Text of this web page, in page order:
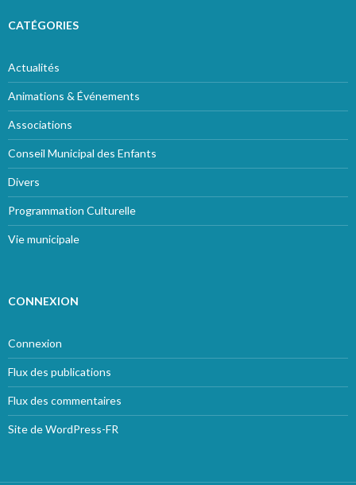
CATÉGORIES
Actualités
Animations & Événements
Associations
Conseil Municipal des Enfants
Divers
Programmation Culturelle
Vie municipale
CONNEXION
Connexion
Flux des publications
Flux des commentaires
Site de WordPress-FR